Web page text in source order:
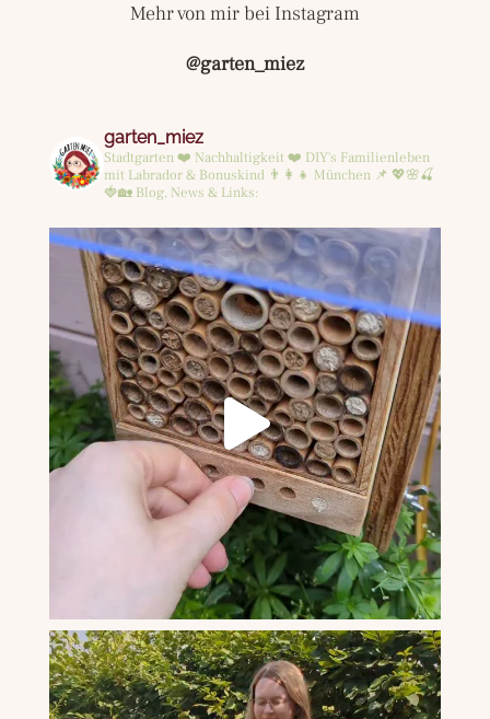
Mehr von mir bei Instagram
@garten_miez
garten_miez
Stadtgarten ❤️ Nachhaltigkeit ❤️ DIY's Familienleben
mit Labrador & Bonuskind 👨‍👩‍👧 München 📌 💖🌸🍒
🍓🏡Blog, News & Links: